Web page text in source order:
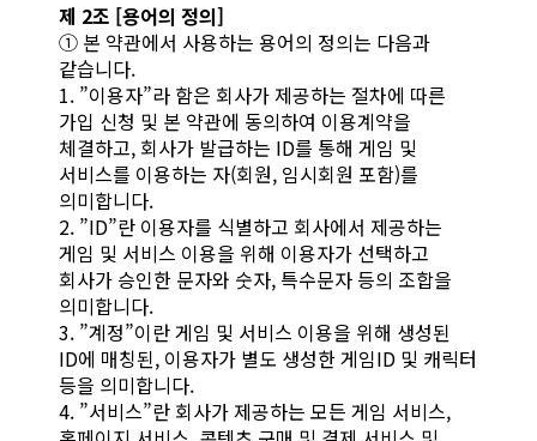
제 2조 [용어의 정의]
① 본 약관에서 사용하는 용어의 정의는 다음과
같습니다.
1. ”이용자”라 함은 회사가 제공하는 절차에 따른
가입 신청 및 본 약관에 동의하여 이용계약을
체결하고, 회사가 발급하는 ID를 통해 게임 및
서비스를 이용하는 자(회원, 임시회원 포함)를
의미합니다.
2. ”ID”란 이용자를 식별하고 회사에서 제공하는
게임 및 서비스 이용을 위해 이용자가 선택하고
회사가 승인한 문자와 숫자, 특수문자 등의 조합을
의미합니다.
3. ”계정”이란 게임 및 서비스 이용을 위해 생성된
ID에 매칭된, 이용자가 별도 생성한 게임ID 및 캐릭터
등을 의미합니다.
4. ”서비스”란 회사가 제공하는 모든 게임 서비스,